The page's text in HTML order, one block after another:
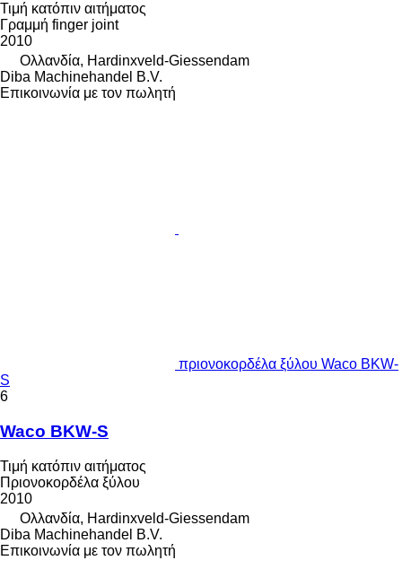
Τιμή κατόπιν αιτήματος
Γραμμή finger joint
2010
Ολλανδία, Hardinxveld-Giessendam
Diba Machinehandel B.V.
Επικοινωνία με τον πωλητή
πριονοκορδέλα ξύλου Waco BKW-
S
6
Waco BKW-S
Τιμή κατόπιν αιτήματος
Πριονοκορδέλα ξύλου
2010
Ολλανδία, Hardinxveld-Giessendam
Diba Machinehandel B.V.
Επικοινωνία με τον πωλητή